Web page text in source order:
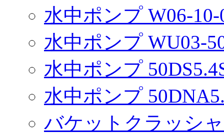
水中ポンプ W06-10-
水中ポンプ WU03-
水中ポンプ
水中ポンプ
バケットクラッシ